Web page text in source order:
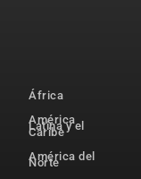
África
América
Latina y el
Caribe
América del
Norte